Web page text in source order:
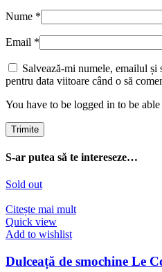
Nume *
Email *
Salvează-mi numele, emailul
pentru data viitoare când o să
You have to be logged in to be
S-ar putea să te intereseze…
Sold out
Citește mai mult
Quick view
Add to wishlist
Dulceață de smochine Le